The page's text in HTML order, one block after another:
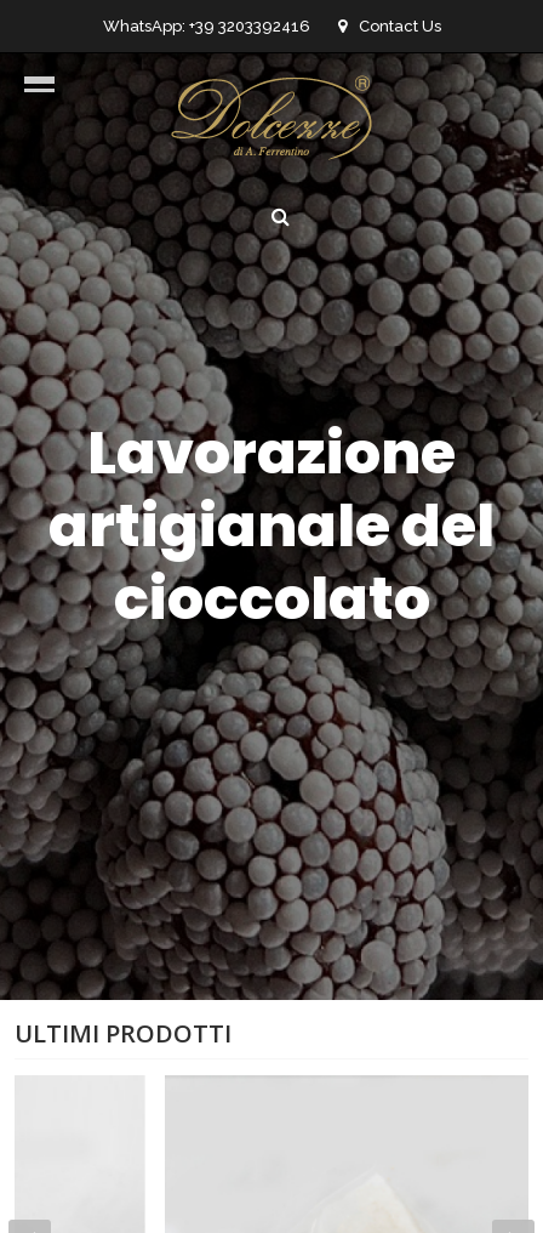
WhatsApp: +39 3203392416 Contact Us
info@dolcezzedicioccolato.it
Lavorazione
artigianale del
cioccolato
ULTIMI PRODOTTI